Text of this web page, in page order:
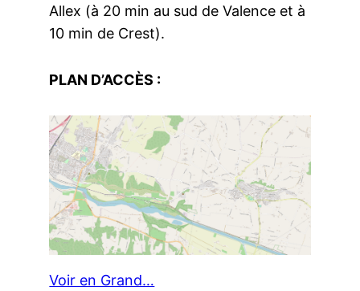
Allex (à 20 min au sud de Valence et à
10 min de Crest).
PLAN D’ACCÈS :
Voir en Grand…